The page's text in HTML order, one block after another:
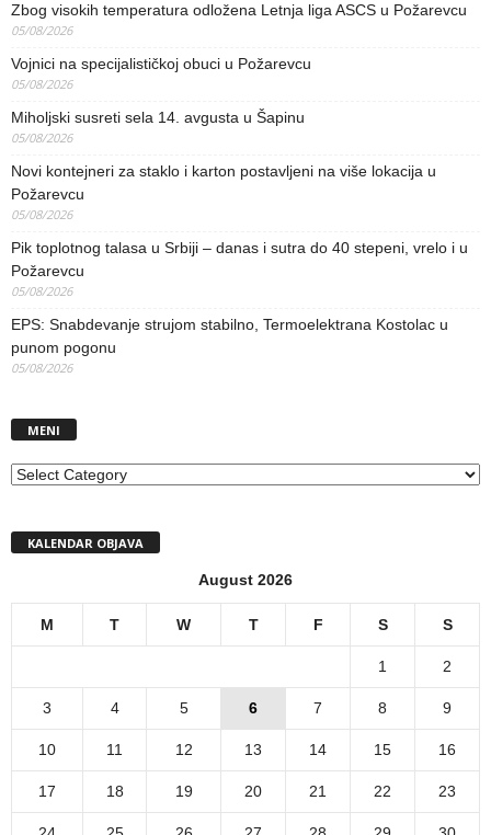
Zbog visokih temperatura odložena Letnja liga ASCS u Požarevcu
05/08/2026
Vojnici na specijalističkoj obuci u Požarevcu
05/08/2026
Miholjski susreti sela 14. avgusta u Šapinu
05/08/2026
Novi kontejneri za staklo i karton postavljeni na više lokacija u
Požarevcu
05/08/2026
Pik toplotnog talasa u Srbiji – danas i sutra do 40 stepeni, vrelo i u
Požarevcu
05/08/2026
EPS: Snabdevanje strujom stabilno, Termoelektrana Kostolac u
punom pogonu
05/08/2026
MENI
MENI
KALENDAR OBJAVA
August 2026
M T W T F S S
1 2
3 4 5 6 7 8 9
10 11 12 13 14 15 16
17 18 19 20 21 22 23